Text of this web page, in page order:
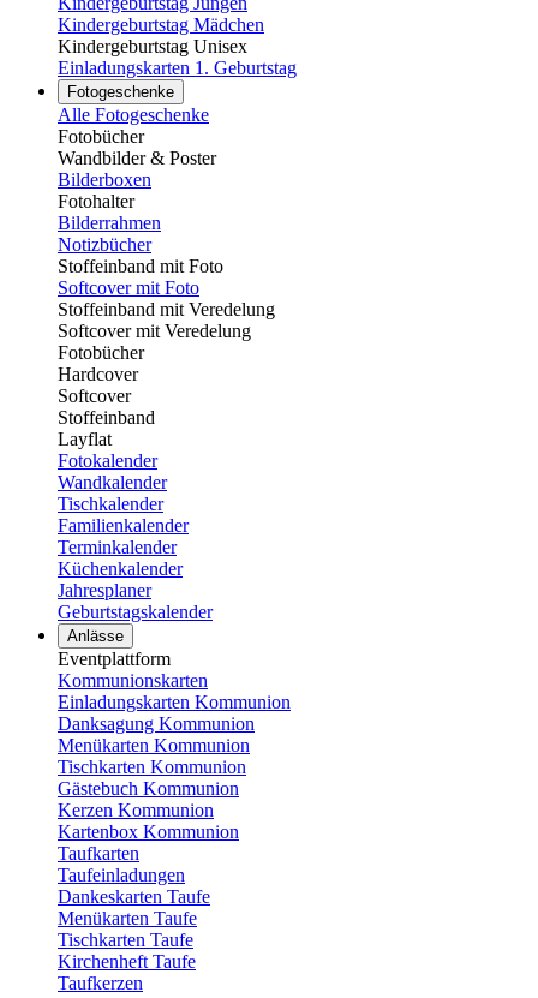
Kindergeburtstag Mädchen
Kindergeburtstag Unisex
Einladungskarten 1. Geburtstag
Fotogeschenke
Alle Fotogeschenke
Fotobücher
Wandbilder & Poster
Bilderboxen
Fotohalter
Bilderrahmen
Notizbücher
Stoffeinband mit Foto
Softcover mit Foto
Stoffeinband mit Veredelung
Softcover mit Veredelung
Fotobücher
Hardcover
Softcover
Stoffeinband
Layflat
Fotokalender
Wandkalender
Tischkalender
Familienkalender
Terminkalender
Küchenkalender
Jahresplaner
Geburtstagskalender
Anlässe
Eventplattform
Kommunionskarten
Einladungskarten Kommunion
Danksagung Kommunion
Menükarten Kommunion
Tischkarten Kommunion
Gästebuch Kommunion
Kerzen Kommunion
Kartenbox Kommunion
Taufkarten
Taufeinladungen
Dankeskarten Taufe
Menükarten Taufe
Tischkarten Taufe
Kirchenheft Taufe
Taufkerzen